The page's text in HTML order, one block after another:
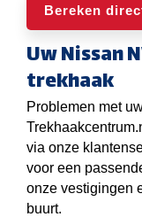
Bereken
Uw Nissan
trekhaak
Problemen met
via onze
voor een
onze vestigingen
buurt.